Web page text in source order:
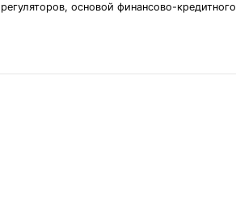
основой финансово-кредитного